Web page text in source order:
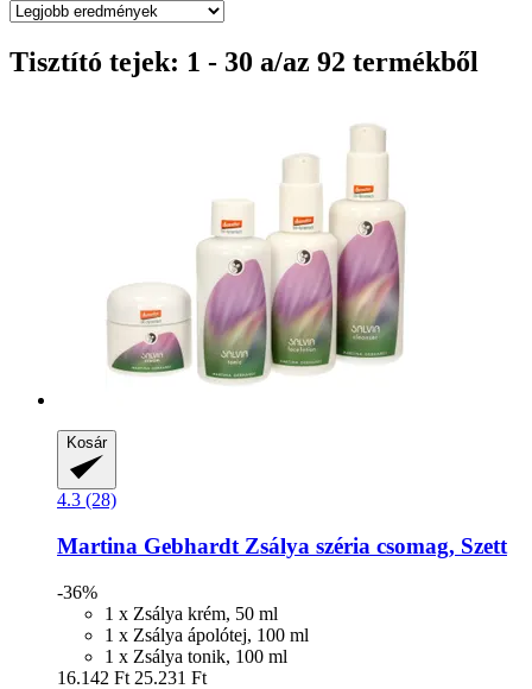
Tisztító tejek: 1 - 30 a/az 92 termékből
Kosár
4.3 (28)
Martina Gebhardt Zsálya széria csomag, Szett
-36%
1 x Zsálya krém, 50 ml
1 x Zsálya ápolótej, 100 ml
1 x Zsálya tonik, 100 ml
16.142 Ft 25.231 Ft